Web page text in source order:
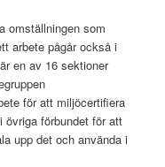
omställningen som
arbete pågår också i
en av 16 sektioner
för att miljöcertifiera
övriga förbundet för att
upp det och använda i